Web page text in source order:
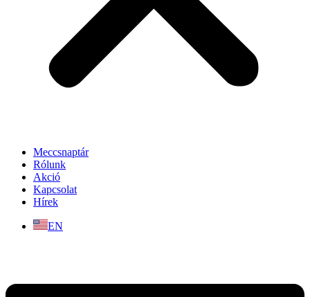
Meccsnaptár
Rólunk
Akció
Kapcsolat
Hírek
EN